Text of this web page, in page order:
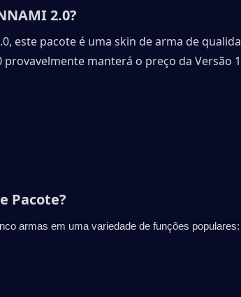
2.0?
este pacote é uma skin de arma de
provavelmente manterá o preço da Versão
Pacote?
armas em uma variedade de funções populares: